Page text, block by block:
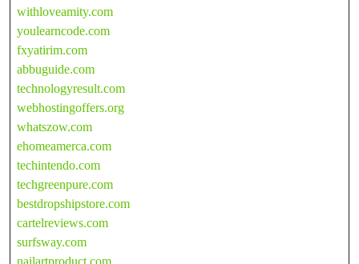
withloveamity.com
youlearncode.com
fxyatirim.com
abbuguide.com
technologyresult.com
webhostingoffers.org
whatszow.com
ehomeamerca.com
techintendo.com
techgreenpure.com
bestdropshipstore.com
cartelreviews.com
surfsway.com
nailartproduct.com